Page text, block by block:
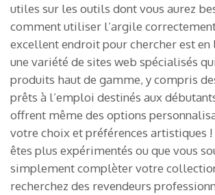
utiles sur les outils dont vous aurez
comment utiliser l’argile
excellent endroit pour chercher est en
une variété de sites web spécialisés
produits haut de gamme, y compris
prêts à l’emploi destinés aux
offrent même des options
votre choix et préférences artistiques !
êtes plus expérimentés ou que vous
simplement complèter votre
recherchez des revendeurs